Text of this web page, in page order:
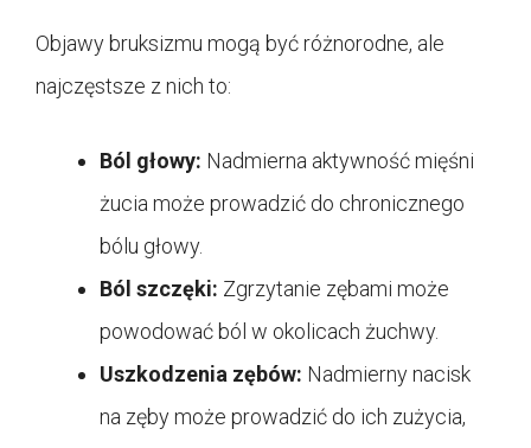
Objawy bruksizmu mogą być różnorodne, ale
najczęstsze z nich to:
Ból głowy: Nadmierna aktywność mięśni
żucia może prowadzić do chronicznego
bólu głowy.
Ból szczęki: Zgrzytanie zębami może
powodować ból w okolicach żuchwy.
Uszkodzenia zębów: Nadmierny nacisk
na zęby może prowadzić do ich zużycia,